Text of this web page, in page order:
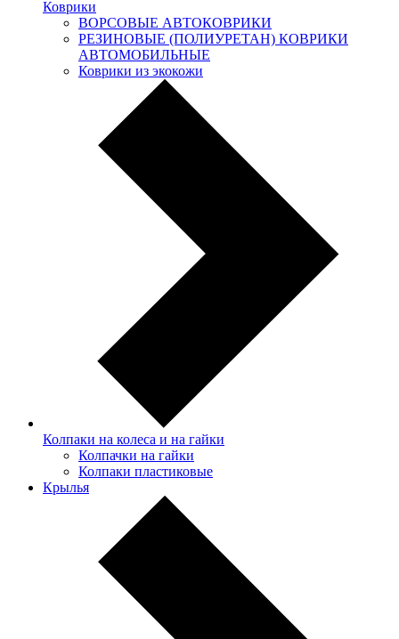
Коврики
ВОРСОВЫЕ АВТОКОВРИКИ
РЕЗИНОВЫЕ (ПОЛИУРЕТАН) КОВРИКИ
АВТОМОБИЛЬНЫЕ
Коврики из экокожи
Колпаки на колеса и на гайки
Колпачки на гайки
Колпаки пластиковые
Крылья